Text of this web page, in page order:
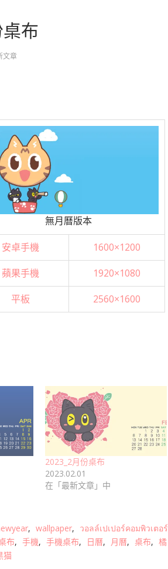
布
文章
無月曆版本
安卓手機
1600×1200
蘋果手機
1920×1080
平板 2560×1600
2023_2月份桌布
2023.02.01
在「最新文章」中
, wallpaper, วอลล์เปเปอร์คอมพิวเตอร์
布, 手機, 手機桌布, 日曆, 月曆, 桌布, 橘
猫